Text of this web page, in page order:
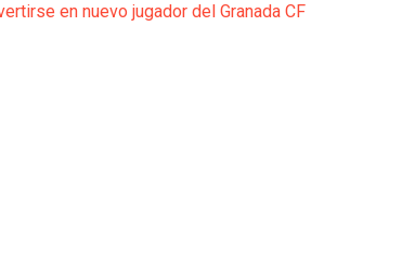
en nuevo jugador del Granada CF